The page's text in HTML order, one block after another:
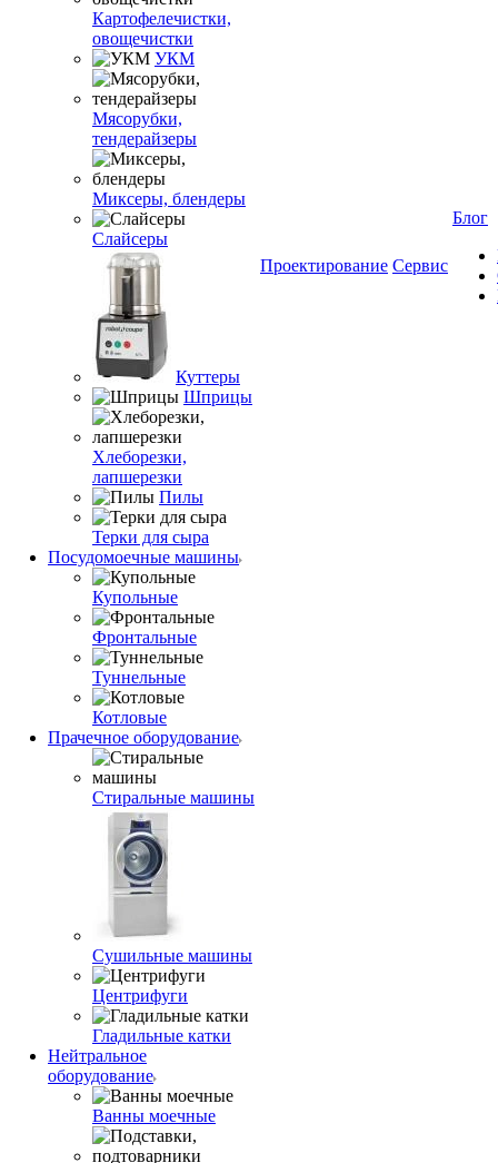
Картофелечистки,
овощечистки
УКМ
Мясорубки,
тендерайзеры
Миксеры, блендеры
Слайсеры
Куттеры
Шприцы
Хлеборезки,
лапшерезки
Пилы
Терки для сыра
Посудомоечные машины
Купольные
Фронтальные
Туннельные
Котловые
Прачечное оборудование
Стиральные машины
Сушильные машины
Центрифуги
Гладильные катки
Нейтральное
оборудование
Ванны моечные
Проектирование Сервис
Блог